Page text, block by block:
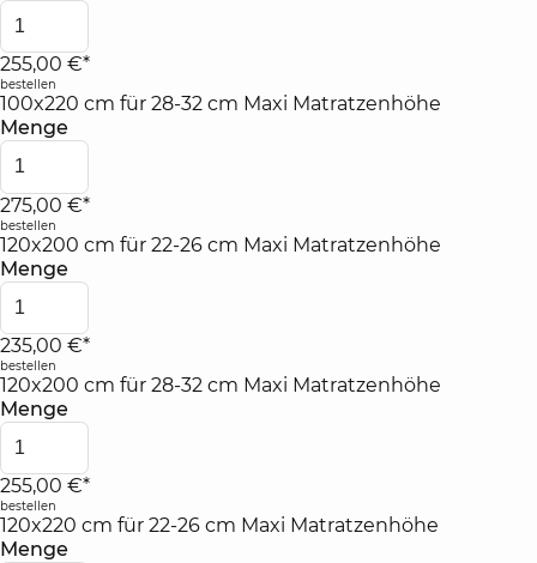
255,00 €*
bestellen
100x220 cm für 28-32 cm Maxi Matratzenhöhe
Menge
275,00 €*
bestellen
120x200 cm für 22-26 cm Maxi Matratzenhöhe
Menge
235,00 €*
bestellen
120x200 cm für 28-32 cm Maxi Matratzenhöhe
Menge
255,00 €*
bestellen
120x220 cm für 22-26 cm Maxi Matratzenhöhe
Menge